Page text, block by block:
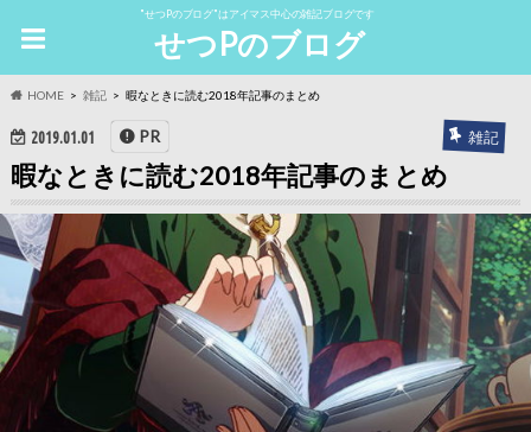
"せつPのブログ"はアイマス中心の雑記ブログです
せつPのブログ
HOME 雑記 暇なときに読む2018年記事のまとめ
2019.01.01 雑記
PR
暇なときに読む2018年記事のまとめ